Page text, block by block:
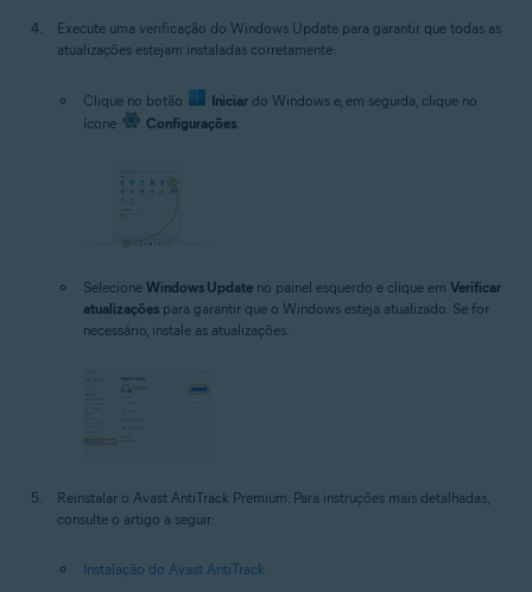
Execute uma verificação do Windows Update para garantir que todas as
atualizações estejam instaladas corretamente:
Clique no botão Iniciar do Windows e, em seguida, clique no
ícone
Configurações.
Selecione Windows Update no painel esquerdo e clique em Verificar
atualizações para garantir que o Windows esteja atualizado. Se for
necessário, instale as atualizações.
Reinstalar o Avast AntiTrack Premium. Para instruções mais detalhadas,
consulte o artigo a seguir:
Instalação do Avast AntiTrack